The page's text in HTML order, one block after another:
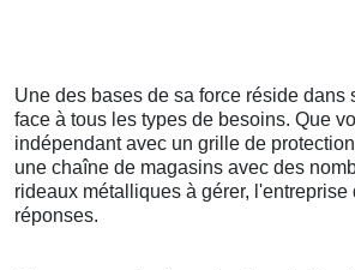
Une des bases de sa force réside dans
face à tous les types de besoins. Que
indépendant avec un grille de
une chaîne de magasins avec des
rideaux métalliques à gérer, l'entreprise
réponses.